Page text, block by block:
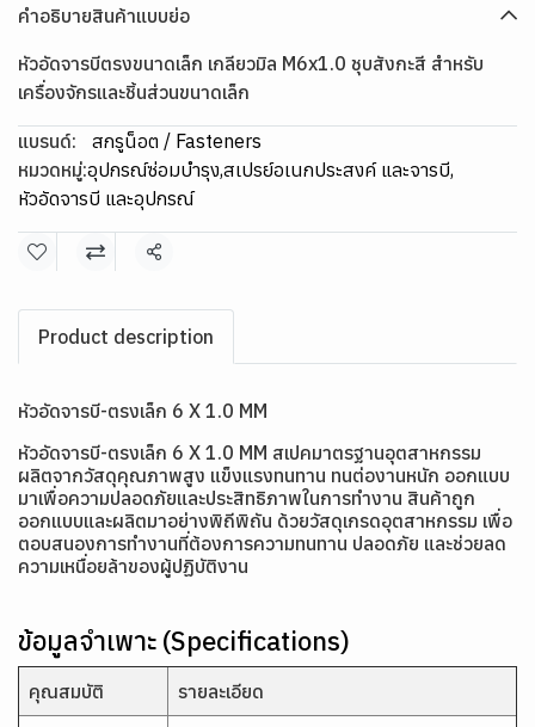
คำอธิบายสินค้าแบบย่อ
หัวอัดจารบีตรงขนาดเล็ก เกลียวมิล M6x1.0 ชุบสังกะสี สำหรับ
เครื่องจักรและชิ้นส่วนขนาดเล็ก
แบรนด์:
สกรูน็อต / Fasteners
หมวดหมู่:อุปกรณ์ซ่อมบำรุง,สเปรย์อเนกประสงค์ และจารบี,
หัวอัดจารบี และอุปกรณ์
แชร์
Product description
หัวอัดจารบี-ตรงเล็ก 6 X 1.0 MM
หัวอัดจารบี-ตรงเล็ก 6 X 1.0 MM สเปคมาตรฐานอุตสาหกรรม
ผลิตจากวัสดุคุณภาพสูง แข็งแรงทนทาน ทนต่องานหนัก ออกแบบ
มาเพื่อความปลอดภัยและประสิทธิภาพในการทำงาน สินค้าถูก
ออกแบบและผลิตมาอย่างพิถีพิถัน ด้วยวัสดุเกรดอุตสาหกรรม เพื่อ
ตอบสนองการทำงานที่ต้องการความทนทาน ปลอดภัย และช่วยลด
ความเหนื่อยล้าของผู้ปฏิบัติงาน
ข้อมูลจำเพาะ (Specifications)
คุณสมบัติ รายละเอียด